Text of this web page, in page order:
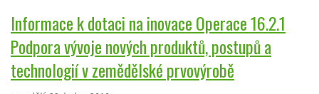
Informace k dotaci na inovace Operace 16.2.1
Podpora vývoje nových produktů, postupů a
technologií v zemědělské prvovýrobě